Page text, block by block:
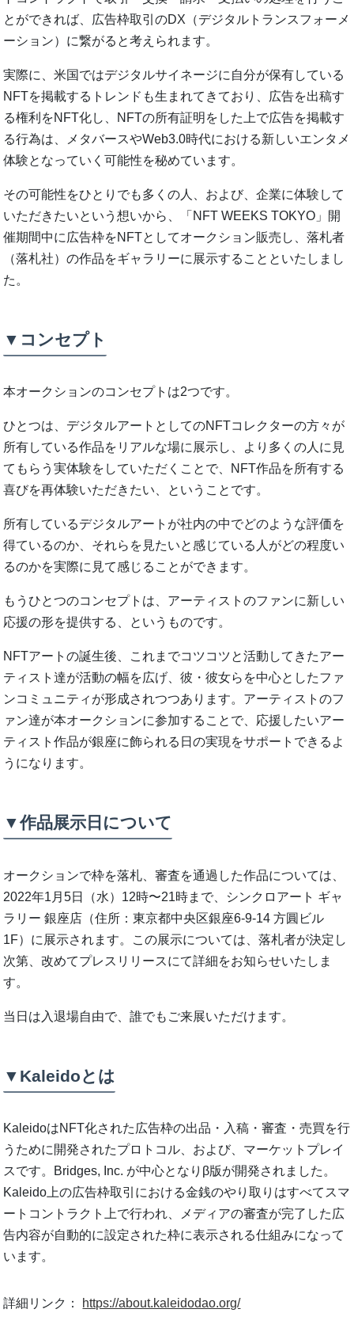
とができれば、広告枠取引のDX（デジタルトランスフォーメ
ーション）に繋がると考えられます。
実際に、米国ではデジタルサイネージに自分が保有している
NFTを掲載するトレンドも生まれてきており、広告を出稿す
る権利をNFT化し、NFTの所有証明をした上で広告を掲載す
る行為は、メタバースやWeb3.0時代における新しいエンタメ
体験となっていく可能性を秘めています。
その可能性をひとりでも多くの人、および、企業に体験して
いただきたいという想いから、「NFT WEEKS TOKYO」開
催期間中に広告枠をNFTとしてオークション販売し、落札者
（落札社）の作品をギャラリーに展示することといたしまし
た。
▼コンセプト
本オークションのコンセプトは2つです。
ひとつは、デジタルアートとしてのNFTコレクターの方々が
所有している作品をリアルな場に展示し、より多くの人に見
てもらう実体験をしていただくことで、NFT作品を所有する
喜びを再体験いただきたい、ということです。
所有しているデジタルアートが社内の中でどのような評価を
得ているのか、それらを見たいと感じている人がどの程度い
るのかを実際に見て感じることができます。
もうひとつのコンセプトは、アーティストのファンに新しい
応援の形を提供する、というものです。
NFTアートの誕生後、これまでコツコツと活動してきたアー
ティスト達が活動の幅を広げ、彼・彼女らを中心としたファ
ンコミュニティが形成されつつあります。アーティストのフ
ァン達が本オークションに参加することで、応援したいアー
ティスト作品が銀座に飾られる日の実現をサポートできるよ
うになります。
▼作品展示日について
オークションで枠を落札、審査を通過した作品については、
2022年1月5日（水）12時〜21時まで、シンクロアート ギャ
ラリー 銀座店（住所：東京都中央区銀座6-9-14 方圓ビル
1F）に展示されます。この展示については、落札者が決定し
次第、改めてプレスリリースにて詳細をお知らせいたしま
す。
当日は入退場自由で、誰でもご来展いただけます。
▼Kaleidoとは
KaleidoはNFT化された広告枠の出品・入稿・審査・売買を行
うために開発されたプロトコル、および、マーケットプレイ
スです。Bridges, Inc. が中心となりβ版が開発されました。
Kaleido上の広告枠取引における金銭のやり取りはすべてスマ
ートコントラクト上で行われ、メディアの審査が完了した広
告内容が自動的に設定された枠に表示される仕組みになって
います。
詳細リンク： https://about.kaleidodao.org/